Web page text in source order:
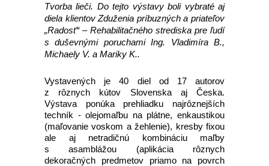
Tvorba lieči. Do tejto výstavy boli vybraté aj
diela klientov Zduženia príbuzných a priateľov
„Radosť“ – Rehabilitačného strediska pre ľudí
s duševnými poruchami Ing. Vladimíra B.,
Michaely V. a Mariky K..
Vystavených je 40 diel od 17 autorov
z rôznych kútov Slovenska aj Česka.
Výstava ponúka prehliadku najrôznejších
techník - olejomaľbu na plátne, enkaustikou
(maľovanie voskom a žehlenie), kresby fixou
ale aj netradičnú kombináciu maľby
s asamblážou (aplikácia rôznych
dekoračných predmetov priamo na povrch